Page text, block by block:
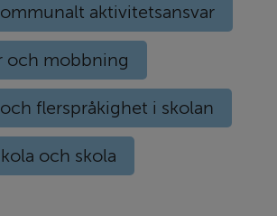
aktivitetsansvar
och mobbning
flerspråkighet i skolan
och skola